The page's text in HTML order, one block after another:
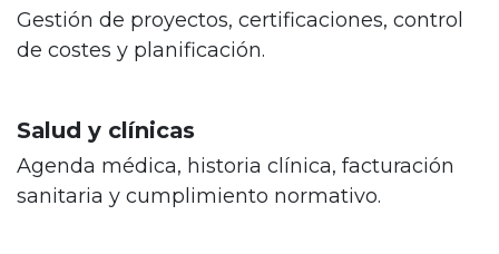
Gestión de proyectos, certificaciones, control
de costes y planificación.
Salud y clínicas
Agenda médica, historia clínica, facturación
sanitaria y cumplimiento normativo.